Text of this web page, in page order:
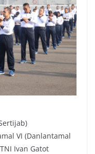
VI (Danlantamal
Ivan Gatot